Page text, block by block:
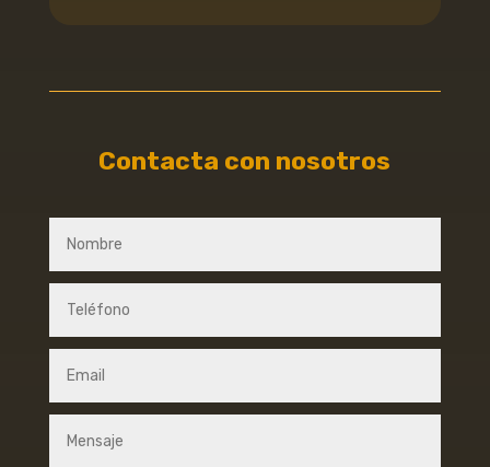
Contacta con nosotros